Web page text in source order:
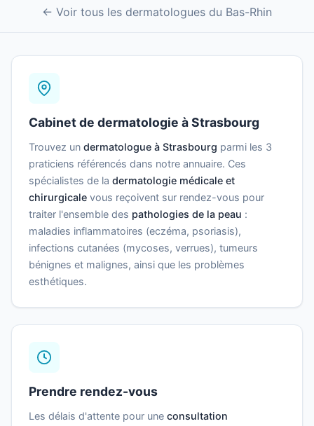
← Voir tous les dermatologues du Bas-Rhin
Cabinet de dermatologie à Strasbourg
Trouvez un dermatologue à Strasbourg parmi les 3
praticiens référencés dans notre annuaire. Ces
spécialistes de la dermatologie médicale et
chirurgicale vous reçoivent sur rendez-vous pour
traiter l'ensemble des pathologies de la peau :
maladies inflammatoires (eczéma, psoriasis),
infections cutanées (mycoses, verrues), tumeurs
bénignes et malignes, ainsi que les problèmes
esthétiques.
Prendre rendez-vous
Les délais d'attente pour une consultation